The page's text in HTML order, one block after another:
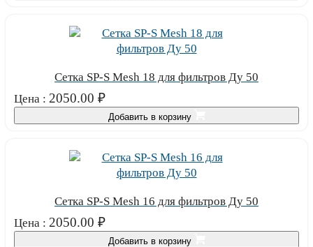
Сетка SP-S Mesh 18 для фильтров Ду 50
Цена : 2050.00 ₽
Добавить в корзину
Сетка SP-S Mesh 16 для фильтров Ду 50
Цена : 2050.00 ₽
Добавить в корзину